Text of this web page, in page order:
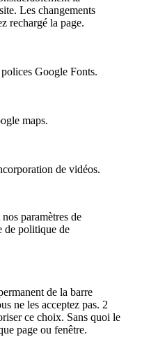
Les changements
rechargé la page.
Google Fonts.
maps.
de vidéos.
paramètres de
de politique de
de la barre
ne les acceptez pas. 2
ce choix. Sans quoi le
page ou fenêtre.